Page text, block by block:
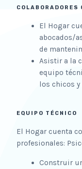
COLABORADORES
El Hogar
abocados/
de
Asistir a la
equipo
los chicos y
EQUIPO TÉCNICO
El Hogar cuenta
profesionales:
Construir